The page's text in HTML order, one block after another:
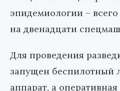
эпидемиологии – всего
на двенадцати
Для проведения
запущен беспилотный
аппарат, а